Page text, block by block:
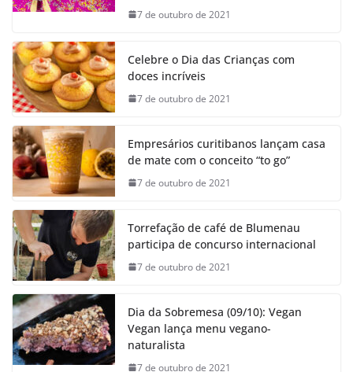
7 de outubro de 2021
Celebre o Dia das Crianças com
doces incríveis
7 de outubro de 2021
Empresários curitibanos lançam casa
de mate com o conceito “to go”
7 de outubro de 2021
Torrefação de café de Blumenau
participa de concurso internacional
7 de outubro de 2021
Dia da Sobremesa (09/10): Vegan
Vegan lança menu vegano-
naturalista
7 de outubro de 2021